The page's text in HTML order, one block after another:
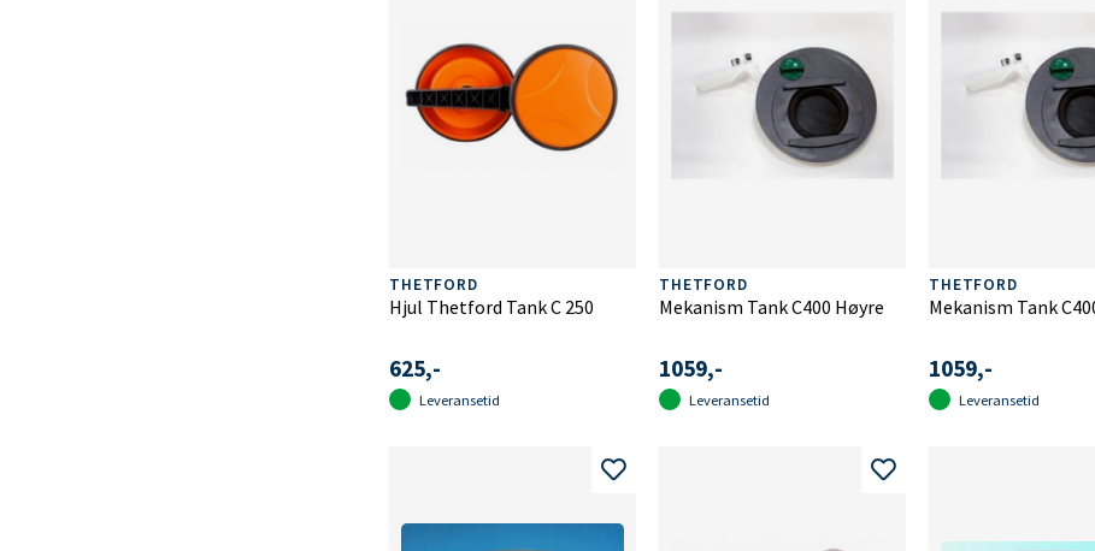
THETFORD
Hjul Thetford Tank C 250
625,-
Leveransetid
THETFORD
Mekanism Tank C400 Høyre
1059,-
Leveransetid
THETFORD
Mekanism Tank
1059,-
Leveransetid